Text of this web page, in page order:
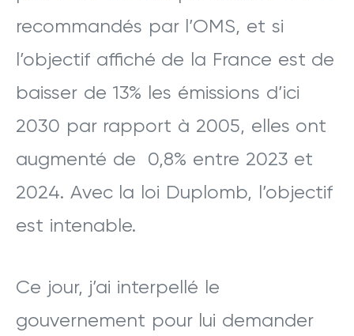
recommandés par l’OMS, et si
l’objectif affiché de la France est de
baisser de 13% les émissions d’ici
2030 par rapport à 2005, elles ont
augmenté de 0,8% entre 2023 et
2024. Avec la loi Duplomb, l’objectif
est intenable.
Ce jour, j’ai interpellé le
gouvernement pour lui demander